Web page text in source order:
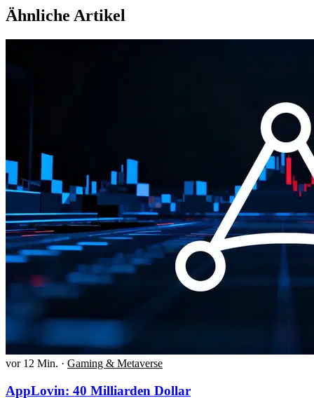
Ähnliche Artikel
vor 12 Min. · Gaming & Metaverse
AppLovin: 40 Milliarden Dollar